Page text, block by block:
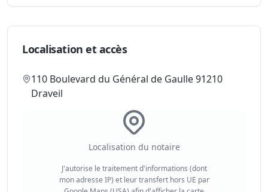
Localisation et accès
110 Boulevard du Général de Gaulle 91210
Draveil
Localisation du notaire
J'autorise le traitement d'informations (dont
mon adresse IP) et leur transfert hors UE par